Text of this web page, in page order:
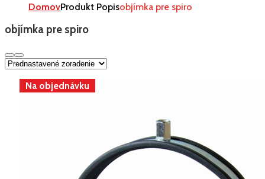
DomovProdukt Popisobjímka pre spiro
objímka pre spiro